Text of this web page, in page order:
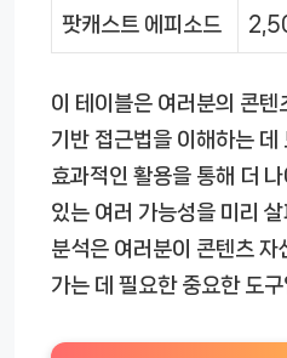
팟캐스트 에피소드
이 테이블은 여러분의 콘텐
기반 접근법을 이해하는 데
효과적인 활용을 통해 더
있는 여러 가능성을 미리
분석은 여러분이 콘텐츠
가는 데 필요한 중요한 도구